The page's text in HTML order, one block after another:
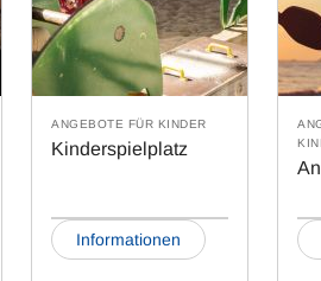
ANGEBOTE FÜR KINDER
Kinderspielplatz
Informationen